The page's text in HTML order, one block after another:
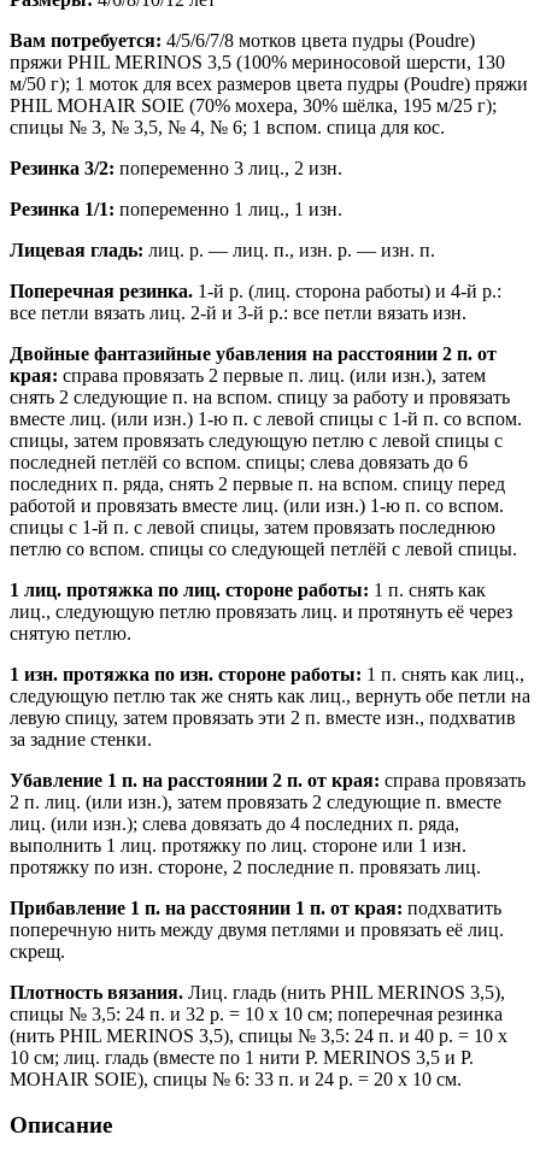
Вам потребуется: 4/5/6/7/8 мотков цвета пудры (Poudre)
пряжи PHIL MERINOS 3,5 (100% мериносовой шерсти, 130
м/50 г); 1 моток для всех размеров цвета пудры (Poudre) пряжи
PHIL MOHAIR SOIE (70% мохера, 30% шёлка, 195 м/25 г);
спицы № 3, № 3,5, № 4, № 6; 1 вспом. спица для кос.
Резинка 3/2: попеременно 3 лиц., 2 изн.
Резинка 1/1: попеременно 1 лиц., 1 изн.
Лицевая гладь: лиц. р. — лиц. п., изн. р. — изн. п.
Поперечная резинка. 1-й р. (лиц. сторона работы) и 4-й р.:
все петли вязать лиц. 2-й и 3-й р.: все петли вязать изн.
Двойные фантазийные убавления на расстоянии 2 п. от
края: справа провязать 2 первые п. лиц. (или изн.), затем
снять 2 следующие п. на вспом. спицу за работу и провязать
вместе лиц. (или изн.) 1-ю п. с левой спицы с 1-й п. со вспом.
спицы, затем провязать следующую петлю с левой спицы с
последней петлёй со вспом. спицы; слева довязать до 6
последних п. ряда, снять 2 первые п. на вспом. спицу перед
работой и провязать вместе лиц. (или изн.) 1-ю п. со вспом.
спицы с 1-й п. с левой спицы, затем провязать последнюю
петлю со вспом. спицы со следующей петлёй с левой спицы.
1 лиц. протяжка по лиц. стороне работы: 1 п. снять как
лиц., следующую петлю провязать лиц. и протянуть её через
снятую петлю.
1 изн. протяжка по изн. стороне работы: 1 п. снять как лиц.,
следующую петлю так же снять как лиц., вернуть обе петли на
левую спицу, затем провязать эти 2 п. вместе изн., подхватив
за задние стенки.
Убавление 1 п. на расстоянии 2 п. от края: справа провязать
2 п. лиц. (или изн.), затем провязать 2 следующие п. вместе
лиц. (или изн.); слева довязать до 4 последних п. ряда,
выполнить 1 лиц. протяжку по лиц. стороне или 1 изн.
протяжку по изн. стороне, 2 последние п. провязать лиц.
Прибавление 1 п. на расстоянии 1 п. от края: подхватить
поперечную нить между двумя петлями и провязать её лиц.
скрещ.
Плотность вязания. Лиц. гладь (нить PHIL MERINOS 3,5),
спицы № 3,5: 24 п. и 32 р. = 10 х 10 см; поперечная резинка
(нить PHIL MERINOS 3,5), спицы № 3,5: 24 п. и 40 р. = 10 х
10 см; лиц. гладь (вместе по 1 нити P. MERINOS 3,5 и Р.
MOHAIR SOIE), спицы № 6: 33 п. и 24 р. = 20 х 10 см.
Описание